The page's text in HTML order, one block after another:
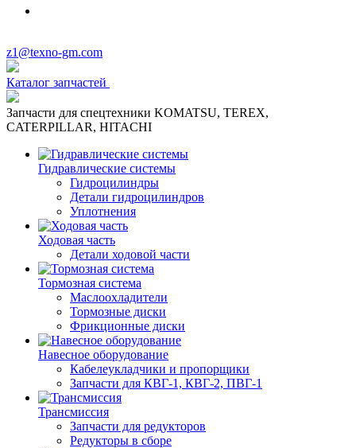
z1@texno-gm.com
Каталог запчастей
Запчасти для спецтехники KOMATSU, TEREX,
CATERPILLAR, HITACHI
Гидравлические системы
Гидроцилиндры
Детали гидроцилиндров
Уплотнения
Ходовая часть
Детали ходовой части
Тормозная система
Маслоохладители
Тормозные диски
Фрикционные диски
Навесное оборудование
Кабелеукладчики и пропорщики
Запчасти для КВГ-1, КВГ-2, ПВГ-1
Трансмиссия
Запчасти для редукторов
Редукторы в сборе